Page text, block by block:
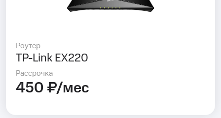
Роутер
TP-Link EX220
Рассрочка
450 ₽/мес